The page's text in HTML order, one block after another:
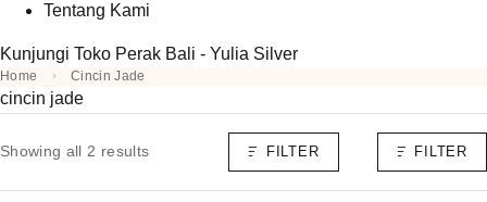
Tentang Kami
Kunjungi Toko Perak Bali - Yulia Silver
Home Cincin Jade
cincin jade
Showing all 2 results FILTER FILTER